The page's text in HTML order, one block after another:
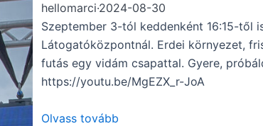
hellomarci·2024-08-30
Szeptember 3-tól keddenként 16:15-től
Látogatóközpontnál. Erdei környezet,
futás egy vidám csapattal. Gyere,
https://youtu.be/MgEZX_r-JoA
Olvass tovább